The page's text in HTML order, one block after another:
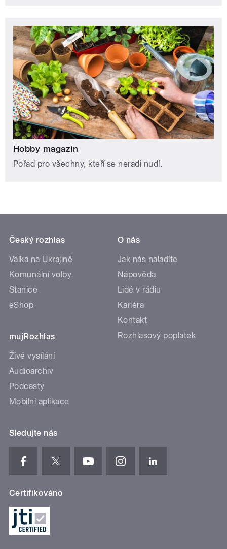
Hobby magazín
Pořad pro všechny, kteří se neradi nudí.
Český rozhlas
Válka na Ukrajině
Komunální volby
Stanice
eShop
mujRozhlas
Živé vysílání
Audioarchiv
Podcasty
Mobilní aplikace
O nás
Jak nás naladíte
Nápověda
Lidé v rádiu
Kariéra
Kontakt
Rozhlasový poplatek
Sledujte nás
Certifikováno